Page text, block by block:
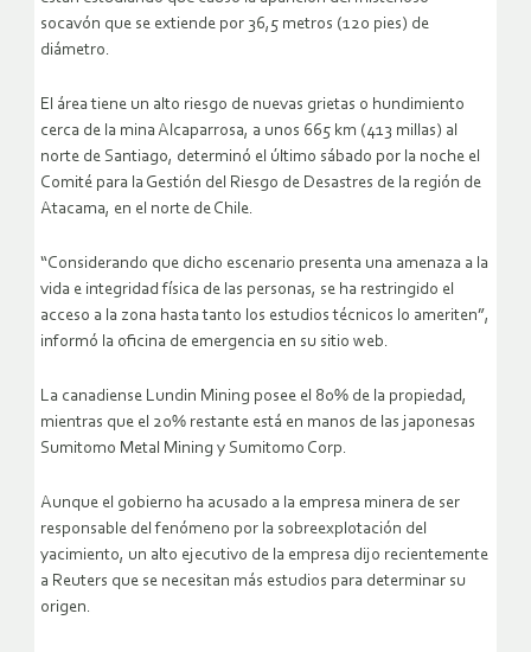
socavón que se extiende por 36,5 metros (120 pies) de
diámetro.
El área tiene un alto riesgo de nuevas grietas o hundimiento
cerca de la mina Alcaparrosa, a unos 665 km (413 millas) al
norte de Santiago, determinó el último sábado por la noche el
Comité para la Gestión del Riesgo de Desastres de la región de
Atacama, en el norte de Chile.
“Considerando que dicho escenario presenta una amenaza a la
vida e integridad física de las personas, se ha restringido el
acceso a la zona hasta tanto los estudios técnicos lo ameriten”,
informó la oficina de emergencia en su sitio web.
La canadiense Lundin Mining posee el 80% de la propiedad,
mientras que el 20% restante está en manos de las japonesas
Sumitomo Metal Mining y Sumitomo Corp.
Aunque el gobierno ha acusado a la empresa minera de ser
responsable del fenómeno por la sobreexplotación del
yacimiento, un alto ejecutivo de la empresa dijo recientemente
a Reuters que se necesitan más estudios para determinar su
origen.